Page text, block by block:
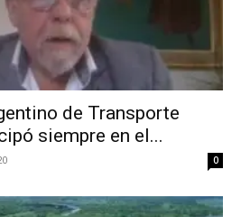
de Transporte
siempre en el...
0